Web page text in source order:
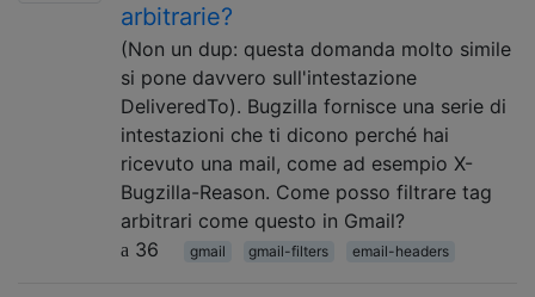
arbitrarie?
(Non un dup: questa domanda molto simile
si pone davvero sull'intestazione
DeliveredTo). Bugzilla fornisce una serie di
intestazioni che ti dicono perché hai
ricevuto una mail, come ad esempio X-
Bugzilla-Reason. Come posso filtrare tag
arbitrari come questo in Gmail?
36
gmail gmail-filters email-headers